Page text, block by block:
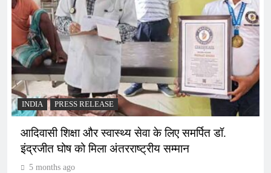
INDIA PRESS RELEASE
आदिवासी शिक्षा और स्वास्थ्य सेवा के लिए समर्पित डॉ.
इंद्रजीत घोष को मिला अंतरराष्ट्रीय सम्मान
5 months ago